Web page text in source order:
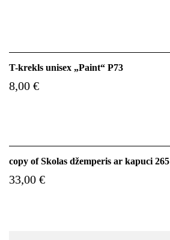
T-krekls unisex „Paint“ P73
8,00 €
copy of Skolas džemperis ar kapuci 265
33,00 €